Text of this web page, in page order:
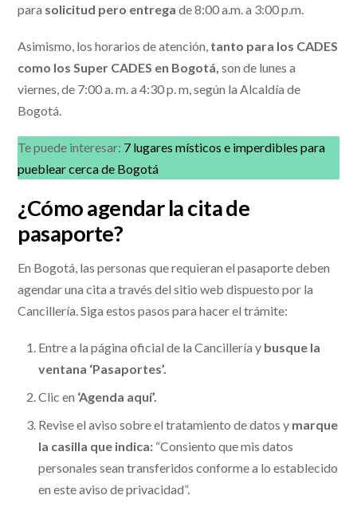
para solicitud pero entregade 8:00 a.m. a 3:00 p.m.
Asimismo, los horarios de atención, tanto para los CADES
como los Super CADES en Bogotá,son de lunes a
viernes, de 7:00 a. m. a 4:30 p. m, según la Alcaldía de
Bogotá.
Te puede interesar: 7 lugares místicos e imperdibles para
pueblear cerca de Bogotá
¿Cómo agendar la cita de
pasaporte?
En Bogotá, las personas que requieran el pasaporte deben
agendar una cita a través del sitio web dispuesto por la
Cancillería. Siga estos pasos para hacer el trámite:
Entre a la página oficial de la Cancillería y busque la
ventana ‘Pasaportes’.
Clic en ‘Agenda aquí’.
Revise el aviso sobre el tratamiento de datos y marque
la casilla que indica: “Consiento que mis datos
personales sean transferidos conforme a lo establecido
en este aviso de privacidad”.